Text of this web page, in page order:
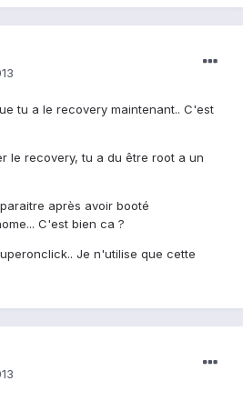
tu a le recovery maintenant.. C'est
le recovery, tu a du être root a un
après avoir booté
C'est bien ca ?
Je n'utilise que cette